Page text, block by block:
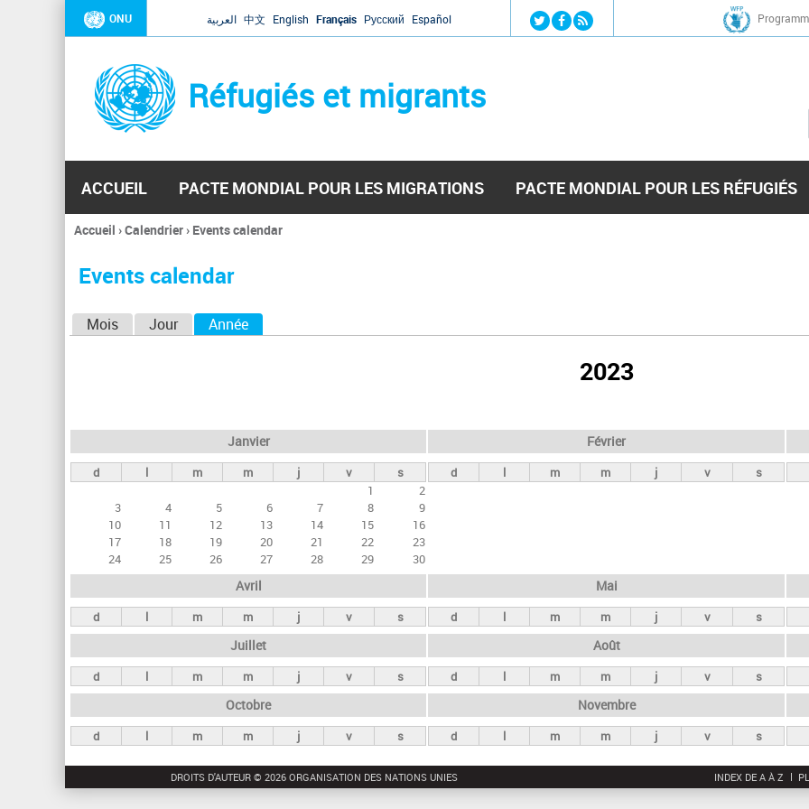
Jump to navigation
ONU العربية 中文 English Français Русский Español
Réfugiés et migrants
ACCUEIL PACTE MONDIAL POUR LES MIGRATIONS PACTE MONDIAL POUR LES RÉFUGIÉS
Vous
ici
Accueil ›Calendrier› Events calendar
Events calendar
e
t
s
n
c
i
p
a
x
Mois Jour Année
2023
Janvier
d l m m j v
s
1
2
3
4 5 6 7 8
9
10
11 12 13 14 15
16
17
18 19 20 21 22
23
24
25 26 27 28 29 30
Février
d l m m j v s
Avril
d l m m j v s
Mai
d l m m j v s
Juillet
d l m m j v s
Août
d l m m j v s
Octobre
d l m m j v s
Novembre
d l m m j v s
DROITS D'AUTEUR © 2026 ORGANISATION DES NATIONS UNIES INDEX DE A À Z